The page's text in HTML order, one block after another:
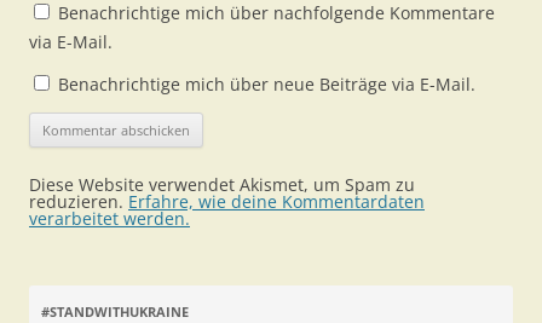
Benachrichtige mich über nachfolgende Kommentare
via E-Mail.
Benachrichtige mich über neue Beiträge via E-Mail.
Diese Website verwendet Akismet, um Spam zu
reduzieren. Erfahre, wie deine Kommentardaten
verarbeitet werden.
#STANDWITHUKRAINE